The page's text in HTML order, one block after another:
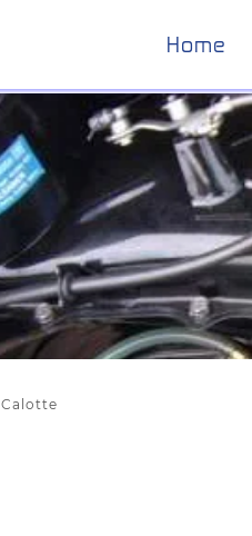
Home
Calotte